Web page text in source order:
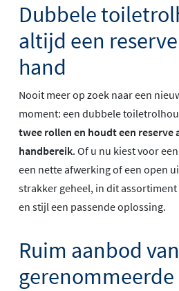
Dubbele
altijd een
hand
Nooit meer op zoek naar een
moment: een dubbele
twee rollen en houdt een reserve
handbereik. Of u nu kiest voor
een nette afwerking of een open
strakker geheel, in dit
en stijl een passende oplossing.
Ruim aanbod van